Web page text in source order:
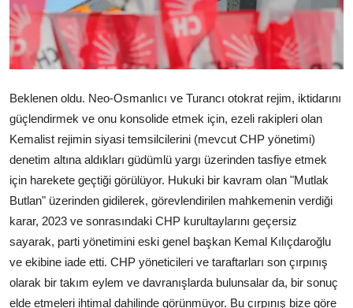
Türkçe Kurdi
Beklenen oldu. Neo-Osmanlıcı ve Turancı otokrat rejim, iktidarını
güçlendirmek ve onu konsolide etmek için, ezeli rakipleri olan
Kemalist rejimin siyasi temsilcilerini (mevcut CHP yönetimi)
denetim altına aldıkları güdümlü yargı üzerinden tasfiye etmek
için harekete geçtiği görülüyor. Hukuki bir kavram olan "Mutlak
Butlan" üzerinden gidilerek, görevlendirilen mahkemenin verdiği
karar, 2023 ve sonrasındaki CHP kurultaylarını geçersiz
sayarak, parti yönetimini eski genel başkan Kemal Kılıçdaroğlu
ve ekibine iade etti. CHP yöneticileri ve taraftarları son çırpınış
olarak bir takım eylem ve davranışlarda bulunsalar da, bir sonuç
elde etmeleri ihtimal dahilinde görünmüyor. Bu çırpınış bize göre